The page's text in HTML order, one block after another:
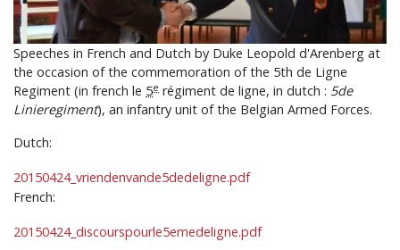
Speeches in French and Dutch by Duke Leopold d'Arenberg at
the occasion of the commemoration of the 5th de Ligne
Regiment (in french le 5e régiment de ligne, in dutch : 5de
Linieregiment), an infantry unit of the Belgian Armed Forces.
Dutch:
20150424_vriendenvande5dedeligne.pdf
French:
20150424_discourspourle5emedeligne.pdf